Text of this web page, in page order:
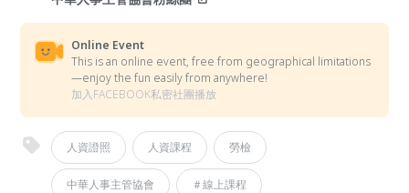
Online Event
This is an online event, free from geographical limitations
—enjoy the fun easily from anywhere!
加入FACEBOOK私密社團播放
人資證照 人資課程 勞檢
中華人事主管協會 ＃線上課程